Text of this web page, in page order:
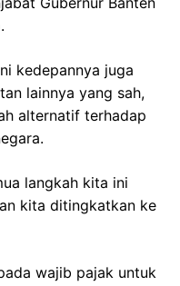
kedepannya juga
lainnya yang sah,
alternatif terhadap
langkah kita ini
kita ditingkatkan ke
wajib pajak untuk